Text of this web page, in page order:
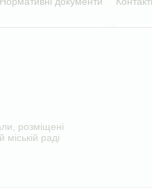
розміщені
міській раді